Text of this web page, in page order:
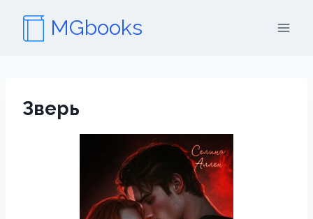
содержимому
MGbooks
Зверь